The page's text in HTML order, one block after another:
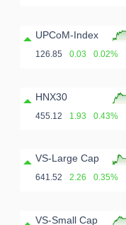
UPCoM-Index
126.85 0.03 0.02%
HNX30
455.12 1.93 0.43%
VS-Large Cap
641.52 2.26 0.35%
VS-Small Cap